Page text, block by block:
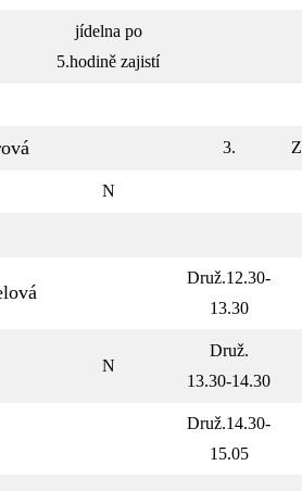
jídelna po
5.hodině zajistí
3. Z
N
Druž.12.30-
13.30
N
Druž.
13.30-14.30
Druž.14.30-
15.05